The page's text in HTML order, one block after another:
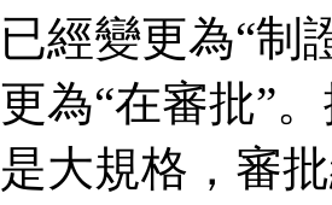
已經變更為“制
更為“在審批”
是大規格，審